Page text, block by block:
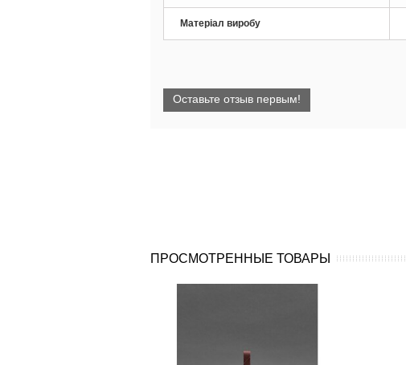
Матеріал виробу
Оставьте отзыв первым!
ПРОСМОТРЕННЫЕ ТОВАРЫ